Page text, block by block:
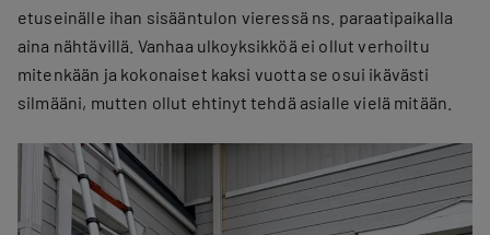
etuseinälle ihan sisääntulon vieressä ns. paraatipaikalla
aina nähtävillä. Vanhaa ulkoyksikköä ei ollut verhoiltu
mitenkään ja kokonaiset kaksi vuotta se osui ikävästi
silmääni, mutten ollut ehtinyt tehdä asialle vielä mitään.